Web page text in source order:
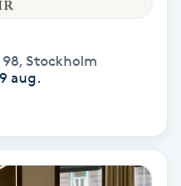
, Stockholm
aug.